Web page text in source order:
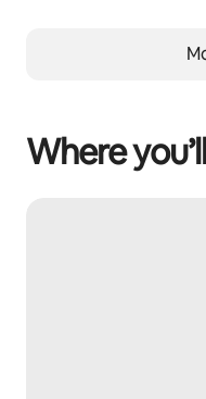
Where